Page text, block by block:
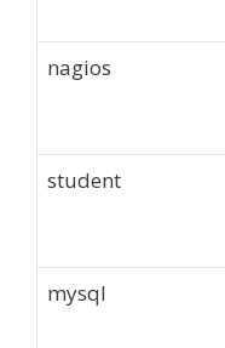
nagios
student
mysql